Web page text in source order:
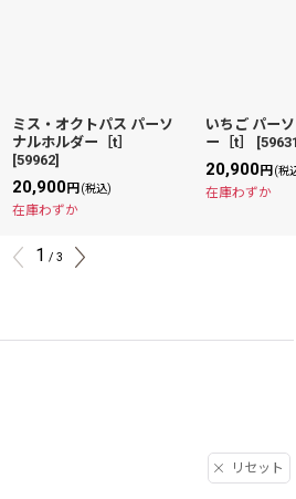
ミス・オクトパス パーソ
ナルホルダー［t］
[59962]
20,900円(税込)
在庫わずか
いちご パー
ー［t］
[
20,900円(税
在庫わずか
1 / 3
リセット